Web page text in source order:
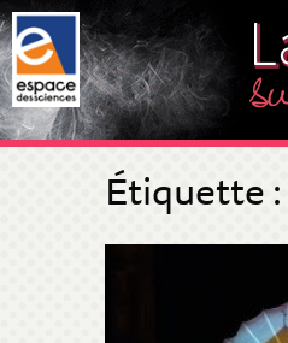
Étiquette :